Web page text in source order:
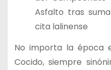
Asfalto tras
cita lalinense
No importa la época
Cocido, siempre